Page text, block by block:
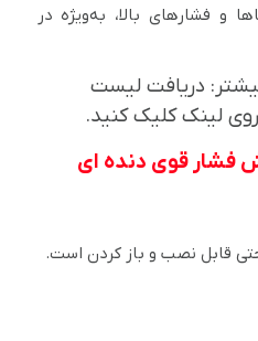
و فشارهای بالا، به‌ویژه در
دریافت لیست
لینک کلیک کنید.
فشار قوی دنده ای
قابل نصب و باز کردن است.